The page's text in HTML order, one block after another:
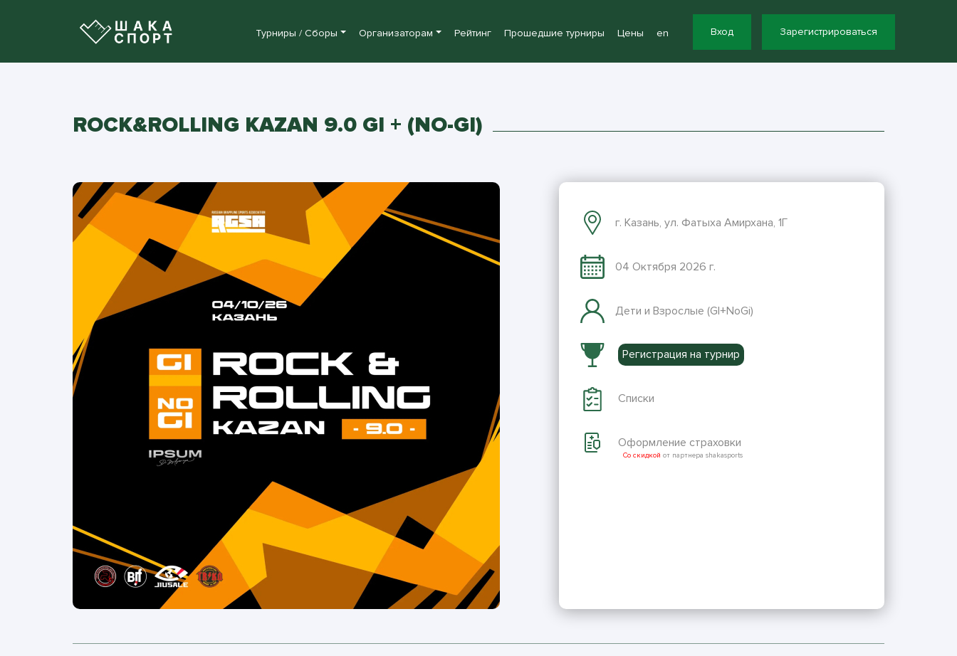
Турниры / Сборы Организаторам Рейтинг Прошедшие турниры Цены en Вход Зарегистрироваться
ROCK&ROLLING KAZAN 9.0 GI + (NO-GI)
г. Казань, ул. Фатыха Амирхана, 1Г
04 Октября 2026 г.
Дети и Взрослые (GI+NoGi)
Регистрация на турнир
Списки
Оформление страховки
Со скидкой от партнера shakasports